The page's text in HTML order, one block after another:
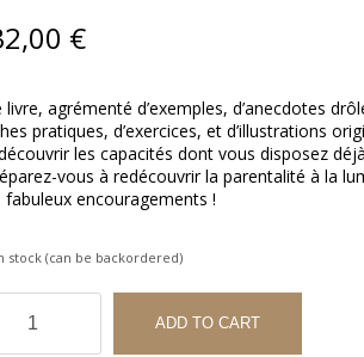
€
livre, agrémenté d’exemples, d’anecdotes
pratiques, d’exercices, et d’illustrations
les capacités dont vous disposez
vous à redécouvrir la parentalité à la
fabuleux encouragements !
stock (can be backordered)
ADD TO CART